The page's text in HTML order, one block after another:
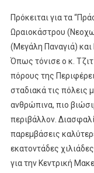
Πρόκειται για τα
Ωραιοκάστρου
(Μεγάλη Παναγιά) και
Όπως τόνισε ο κ.
πόρους της
σταδιακά τις πόλεις
ανθρώπινα, πιο
περιβάλλον.
παρεμβάσεις
εκατοντάδες
για την Κεντρική